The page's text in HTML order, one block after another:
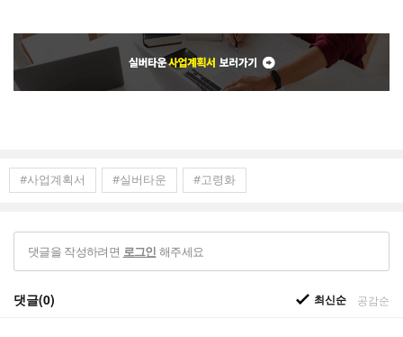
#사업계획서 #실버타운 #고령화
댓글을 작성하려면 로그인 해주세요
댓글(0) 최신순 공감순